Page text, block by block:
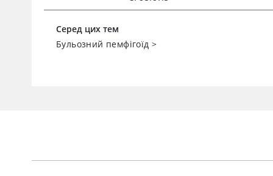
Серед цих тем
Бульозний пемфігоїд >